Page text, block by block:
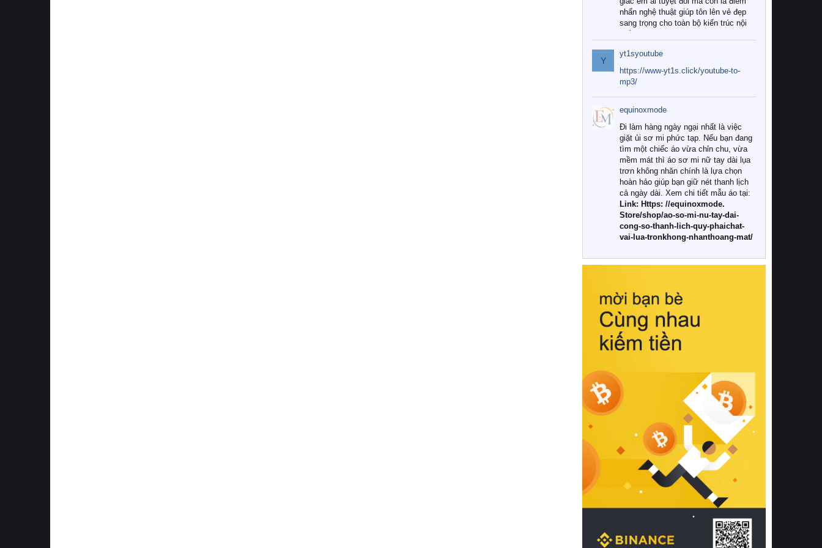
nhấn nghệ thuật giúp tôn lên vẻ đẹp
sang trọng cho toàn bộ kiến trúc nội
Tuy nhiên, giữa thị trường đa dạng
với vô vàn thương hiệu và mẫu mã
như hiện nay, làm thế nào để chọn
được những bộ chăn ga gối đệm cao
cấp thực sự chất lượng, phù hợp với
khí hậu và nhu cầu sử dụng của gia
đình? Hãy cùng chúng tôi đi tìm lời
giải đáp chi tiết qua bài viết dưới đây.
1. Tại sao các gia đình hiện đại lại ưa
chuộng chăn ga gối đệm cao cấp?
Khác với các dòng sản phẩm thông
thường, những bộ chăn ga gối đệm
cao cấp trải qua quy trình sản xuất
nghiêm ngặt từ khâu chọn lọc nguyên
liệu tự nhiên đến công nghệ dệt
nhuộm hiện đại không chứa hóa chất
này, bạn sẽ cảm nhận rõ rệt sự khác
hồi chuẩn xác của phần đệm nâng đỡ
cột sống.
Bên cạnh đó, việc lựa chọn các dòng
sản phẩm đạt chuẩn chất lượng quốc
tế còn giúp ngăn ngừa tình trạng kích
khuẩn và nấm mốc trong điều kiện
thời tiết nóng ẩm. Bạn có thể tìm hiểu
thêm các nghiên cứu khoa học về tác
động của giấc ngủ và môi trường
phòng ngủ đối với sức khỏe con
người tại Sleep Foundation (External
Link) để có cái nhìn toàn diện hơn.
2. Các tiêu chí vàng khi lựa chọn
chăn ga gối đệm cao cấp cho phòng
ngủ
Để sở hữu một bộ chăn ga gối đệm
cao cấp hoàn hảo cả về thẩm mỹ lẫn
công năng, người tiêu dùng cần cân
nhắc kỹ lưỡng các tiêu chí quan trọng
Y
yt1syoutube
https://www-yt1s.click/youtube-to-
mp3/
equinoxmode
Đi làm hàng ngày ngại nhất là việc
giặt ủi sơ mi phức tạp. Nếu bạn đang
tìm một chiếc áo vừa chỉn chu, vừa
mềm mát thì áo sơ mi nữ tay dài lụa
trơn không nhăn chính là lựa chọn
hoàn hảo giúp bạn giữ nét thanh lịch
cả ngày dài. Xem chi tiết mẫu áo tại:
Link: Https: //equinoxmode.
Store/shop/ao-so-mi-nu-tay-dai-
cong-so-thanh-lich-quy-phaichat-
vai-lua-tronkhong-nhanthoang-mat/